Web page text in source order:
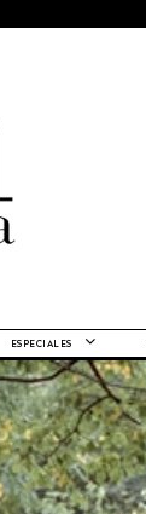
ESPECIALES